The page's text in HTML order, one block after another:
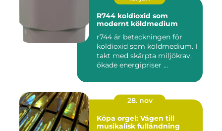
R744 koldioxid som
modernt köldmedium
r744 är beteckningen för
koldioxid som köldmedium. I
takt med skärpta miljökrav,
ökade energipriser ...
28. nov
Köpa orgel: Vägen till
musikalisk fulländning